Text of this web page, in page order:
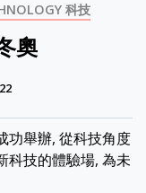
科技
奧
功舉辦, 從科技角度
科技的體驗場, 為未